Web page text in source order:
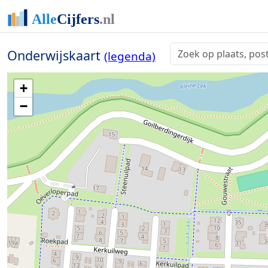
Onderwijskaart (legenda)
+
−